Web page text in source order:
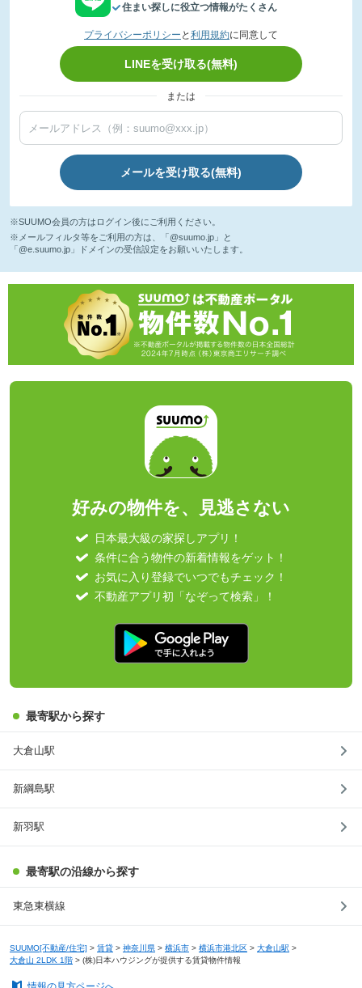
住まい探しに役立つ情報がたくさん
プライバシーポリシー と 利用規約に同意して
LINEを受け取る(無料)
または
メールを受け取る(無料)
※SUUMO会員の方はログイン後にご利用ください。
※メールフィルタ等をご利用の方は、「@suumo.jp」と
「@e.suumo.jp」ドメインの受信設定をお願いいたします。
好みの物件を、見逃さない
日本最大級の家探しアプリ！
条件に合う物件の新着情報をゲット！
お気に入り登録でいつでもチェック！
不動産アプリ初「なぞって検索」！
最寄駅から探す
大倉山駅
新綱島駅
新羽駅
最寄駅の沿線から探す
東急東横線
SUUMO[不動産/住宅] > 賃貸 > 神奈川県 > 横浜市 > 横浜市港北区 > 大倉山駅 >
大倉山 2LDK 1階 > (株)日本ハウジングが提供する賃貸物件情報